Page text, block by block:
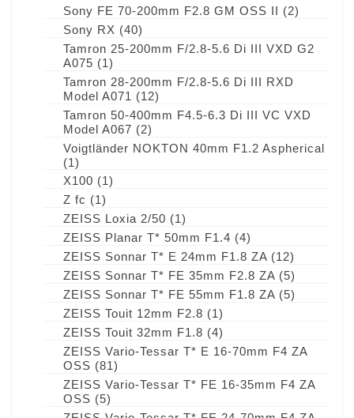
Sony FE 70-200mm F2.8 GM OSS II (2)
Sony RX (40)
Tamron 25-200mm F/2.8-5.6 Di III VXD G2
A075 (1)
Tamron 28-200mm F/2.8-5.6 Di III RXD
Model A071 (12)
Tamron 50-400mm F4.5-6.3 Di III VC VXD
Model A067 (2)
Voigtländer NOKTON 40mm F1.2 Aspherical
(1)
X100 (1)
Z fc (1)
ZEISS Loxia 2/50 (1)
ZEISS Planar T* 50mm F1.4 (4)
ZEISS Sonnar T* E 24mm F1.8 ZA (12)
ZEISS Sonnar T* FE 35mm F2.8 ZA (5)
ZEISS Sonnar T* FE 55mm F1.8 ZA (5)
ZEISS Touit 12mm F2.8 (1)
ZEISS Touit 32mm F1.8 (4)
ZEISS Vario-Tessar T* E 16-70mm F4 ZA
OSS (81)
ZEISS Vario-Tessar T* FE 16-35mm F4 ZA
OSS (5)